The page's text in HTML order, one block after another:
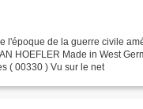
l'époque de la guerre civile
HOEFLER Made in West
( 00330 ) Vu sur le net